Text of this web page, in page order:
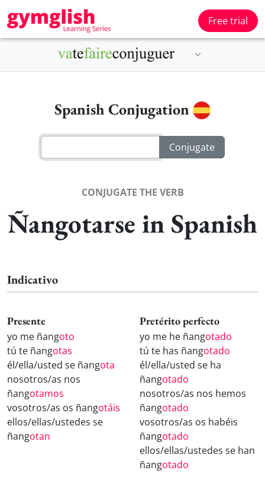
Free trial
Spanish Conjugation
CONJUGATE THE VERB
Ñangotarse in Spanish
Indicativo
Presente
yo me ñangoto
tú te ñangotas
él/ella/usted se ñangota
nosotros/as nos
ñangotamos
vosotros/as os ñangotáis
ellos/ellas/ustedes se
ñangotan
Pretérito perfecto
yo me he ñangotado
tú te has ñangotado
él/ella/usted se ha
ñangotado
nosotros/as nos hemos
ñangotado
vosotros/as os habéis
ñangotado
ellos/ellas/ustedes se han
ñangotado